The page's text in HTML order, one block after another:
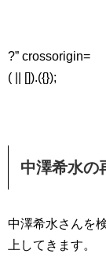
?” crossorigin=
( || []).({});
中澤希水の
中澤希水さんを
上してきます。